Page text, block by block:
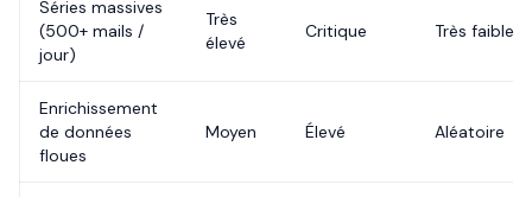
Séries massives
(500+ mails /
jour)
Très
élevé
Critique Très faible
Enrichissement
de données
floues
Moyen Élevé Aléatoire